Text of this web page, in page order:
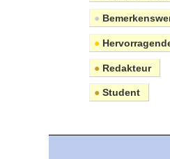
●
●
● Redakteur
● Student